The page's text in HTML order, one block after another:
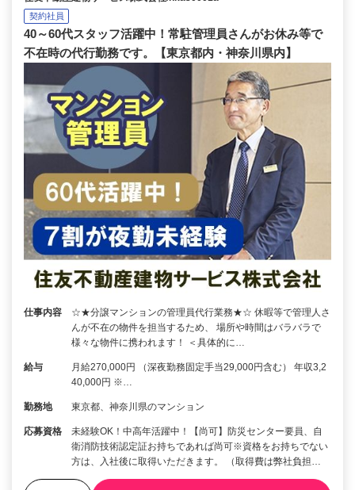
契約社員
40～60代スタッフ活躍中！常駐管理員さんがお休み等で
不在時の代行勤務です。【東京都内・神奈川県内】
仕事内容
☆★分譲マンションの管理員代行業務★☆ 休暇等で管理人さ
んが不在の物件を担当するため、 場所や時間はバラバラで
様々な物件に携われます！ ＜具体的に…
給与
月給270,000円 （深夜勤務固定手当29,000円含む） 年収3,2
40,000円 ※…
勤務地 東京都、神奈川県のマンション
応募資格
未経験OK！中高年活躍中！【尚可】防災センター要員、自
衛消防技術認定証お持ちであれば尚可※資格をお持ちでない
方は、入社後に取得いただきます。 （取得費は弊社負担…